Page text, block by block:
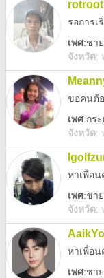
rotroot
รอการ
เพศ:ชาย
จังหวัด:
เพศ:กระ
จังหวัด:
หาเพื่อ
เพศ:ชาย
จังหวัด:
เพศ:ชาย